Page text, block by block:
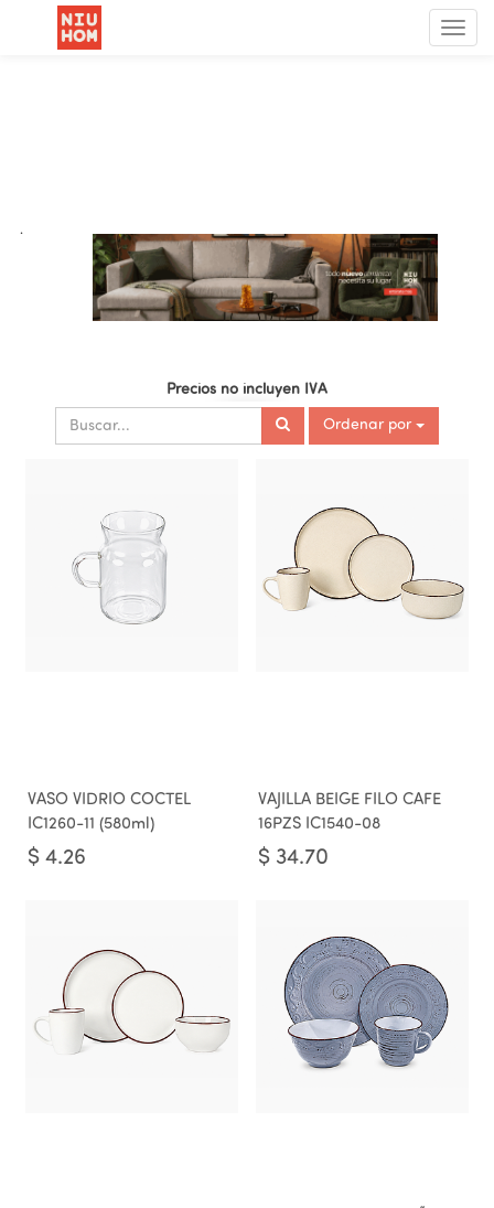
Menú
de
.
Precios no incluyen IVA
Ordenar por
VASO VIDRIO COCTEL
IC1260-11 (580ml)
$ 4.26
VAJILLA BEIGE FILO CAFE
16PZS IC1540-08
$ 34.70